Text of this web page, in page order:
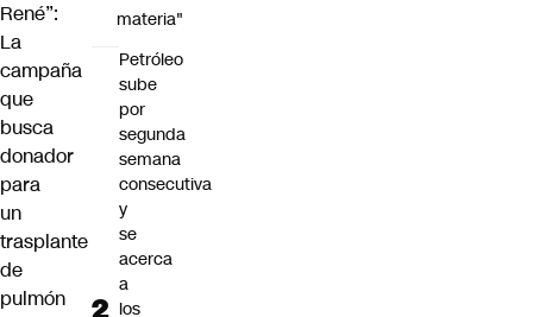
René”:
La
campaña
que
busca
donador
para
un
trasplante
de
pulmón
materia"
Petróleo
sube
por
segunda
semana
consecutiva
y
se
acerca
a
los